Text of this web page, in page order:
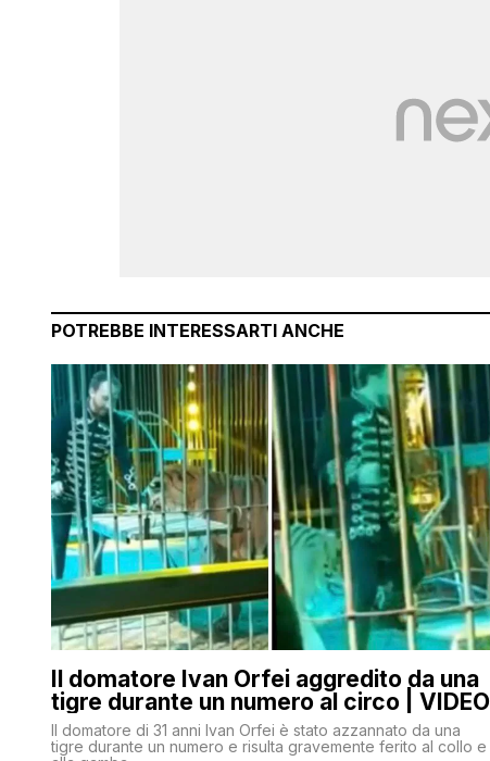
POTREBBE INTERESSARTI ANCHE
Il domatore Ivan Orfei aggredito da una
tigre durante un numero al circo | VIDEO
Il domatore di 31 anni Ivan Orfei è stato azzannato da una
tigre durante un numero e risulta gravemente ferito al collo e